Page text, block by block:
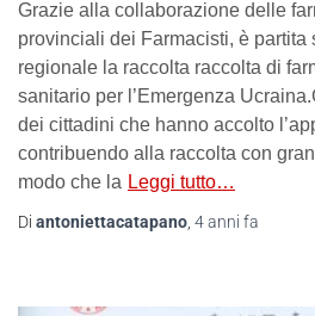
Grazie alla collaborazione delle
provinciali dei Farmacisti, è partita
regionale la raccolta raccolta di
sanitario per l’Emergenza
dei cittadini che hanno accolto
contribuendo alla raccolta con
modo che la Leggi tutto…
Di antoniettacatapano 4 anni fa